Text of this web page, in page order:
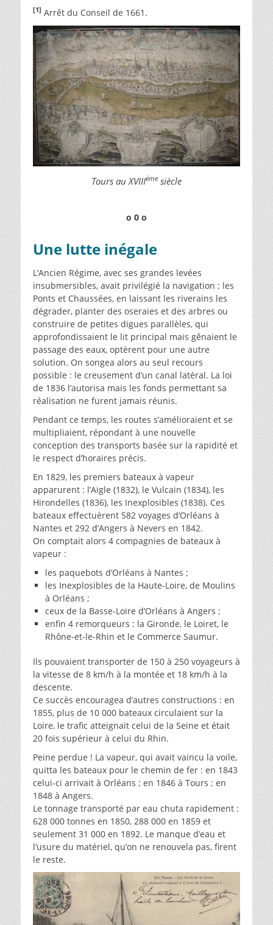
[1] Arrêt du Conseil de 1661.
Tours au XVIIIème siècle
o 0 o
Une lutte inégale
L’Ancien Régime, avec ses grandes levées
insubmersibles, avait privilégié la navigation ; les
Ponts et Chaussées, en laissant les riverains les
dégrader, planter des oseraies et des arbres ou
construire de petites digues parallèles, qui
approfondissaient le lit principal mais gênaient le
passage des eaux, optèrent pour une autre
solution. On songea alors au seul recours
possible : le creusement d’un canal latéral. La loi
de 1836 l’autorisa mais les fonds permettant sa
réalisation ne furent jamais réunis.
Pendant ce temps, les routes s’amélioraient et se
multipliaient, répondant à une nouvelle
conception des transports basée sur la rapidité et
le respect d’horaires précis.
En 1829, les premiers bateaux à vapeur
apparurent : l’Aigle (1832), le Vulcain (1834), les
Hirondelles (1836), les Inexplosibles (1838). Ces
bateaux effectuèrent 582 voyages d’Orléans à
Nantes et 292 d’Angers à Nevers en 1842.
On comptait alors 4 compagnies de bateaux à
vapeur :
les paquebots d’Orléans à Nantes ;
les Inexplosibles de la Haute-Loire, de Moulins
à Orléans ;
ceux de la Basse-Loire d’Orléans à Angers ;
enfin 4 remorqueurs : la Gironde, le Loiret, le
Rhône-et-le-Rhin et le Commerce Saumur.
Ils pouvaient transporter de 150 à 250 voyageurs à
la vitesse de 8 km/h à la montée et 18 km/h à la
descente.
Ce succès encouragea d’autres constructions : en
1855, plus de 10 000 bateaux circulaient sur la
Loire, le trafic atteignait celui de la Seine et était
20 fois supérieur à celui du Rhin.
Peine perdue ! La vapeur, qui avait vaincu la voile,
quitta les bateaux pour le chemin de fer : en 1843
celui-ci arrivait à Orléans ; en 1846 à Tours ; en
1848 à Angers.
Le tonnage transporté par eau chuta rapidement :
628 000 tonnes en 1850, 288 000 en 1859 et
seulement 31 000 en 1892. Le manque d’eau et
l’usure du matériel, qu’on ne renouvela pas, firent
le reste.